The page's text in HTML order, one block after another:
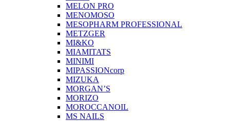
MELON PRO
MENOMOSO
MESOPHARM PROFESSIONAL
METZGER
MI&KO
MIAMITATS
MINIMI
MIPASSIONcorp
MIZUKA
MORGAN’S
MORIZO
MOROCCANOIL
MS NAILS